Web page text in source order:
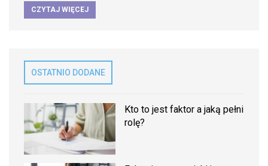
CZYTAJ WIĘCEJ
OSTATNIO DODANE
Kto to jest faktor a jaką pełni
rolę?